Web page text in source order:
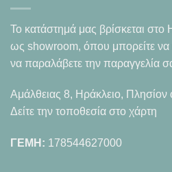
Το κατάστημά μας βρίσκεται στο
ως showroom, όπου μπορείτε να
να παραλάβετε την παραγγελία
Αμάλθειας 8, Ηράκλειο,
Δείτε την τοποθεσία στο χάρτη
ΓΕΜΗ: 178544627000